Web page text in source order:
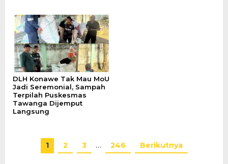
DLH Konawe Tak Mau MoU
Jadi Seremonial, Sampah
Terpilah Puskesmas
Tawanga Dijemput
Langsung
1 2 3 … 246 Berikutnya